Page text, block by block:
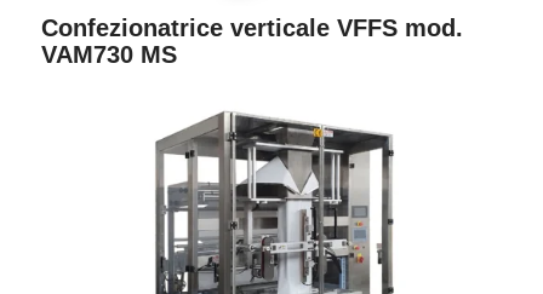
Confezionatrice verticale VFFS mod.
VAM730 MS